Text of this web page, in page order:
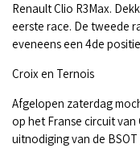
Renault Clio R3Max.
eerste race. De tweede
eveneens een 4de
Croix en Ternois
Afgelopen zaterdag
op het Franse circuit
uitnodiging van de